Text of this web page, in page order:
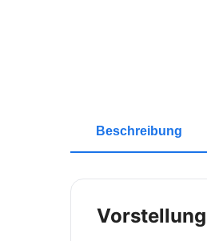
Beschreibung